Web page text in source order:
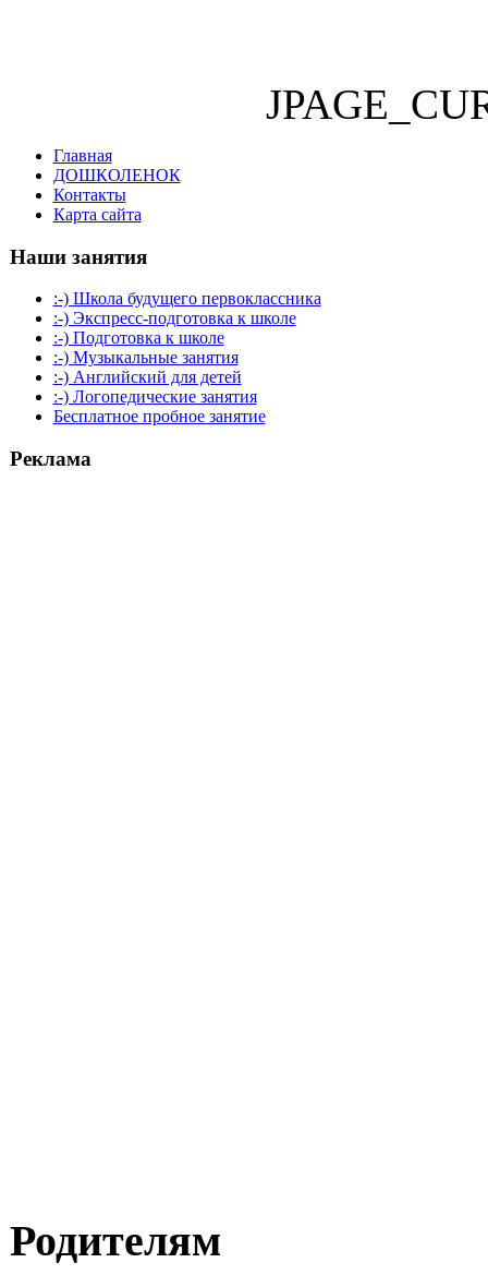
Главная
ДОШКОЛЕНОК
Контакты
Карта сайта
Наши занятия
:-) Школа будущего первоклассника
:-) Экспресс-подготовка к школе
:-) Подготовка к школе
:-) Музыкальные занятия
:-) Английский для детей
:-) Логопедические занятия
Бесплатное пробное занятие
Реклама
Родителям